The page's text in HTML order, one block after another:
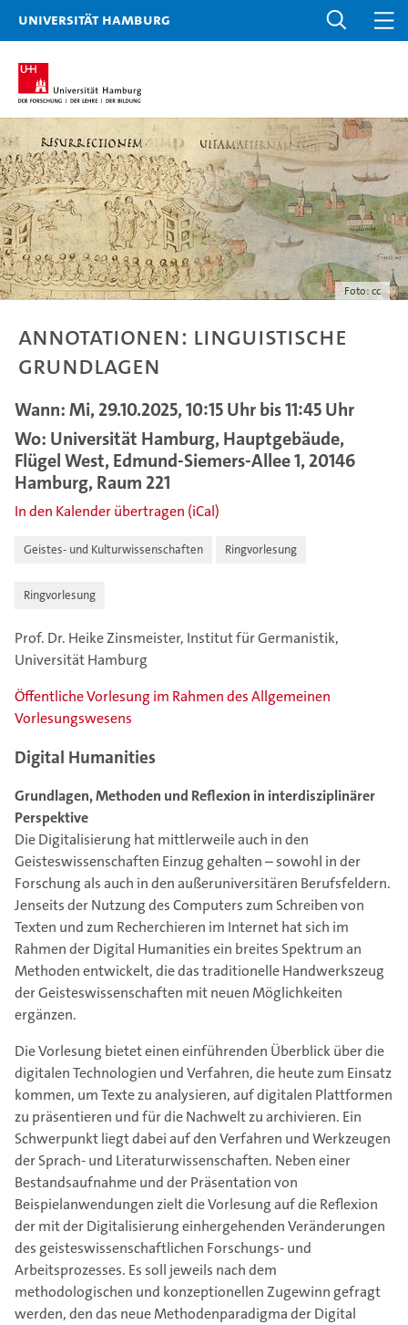
Universität Hamburg
Foto: cc
Annotationen: Linguistische
Grundlagen
Wann: Mi, 29.10.2025, 10:15 Uhr bis 11:45 Uhr
Wo: Universität Hamburg, Hauptgebäude,
Flügel West, Edmund-Siemers-Allee 1, 20146
Hamburg, Raum 221
In den Kalender übertragen (iCal)
Geistes- und Kulturwissenschaften Ringvorlesung
Ringvorlesung
Prof. Dr. Heike Zinsmeister, Institut für Germanistik,
Universität Hamburg
Öffentliche Vorlesung im Rahmen des Allgemeinen
Vorlesungswesens
Digital Humanities
Grundlagen, Methoden und Reflexion in interdisziplinärer
Perspektive
Die Digitalisierung hat mittlerweile auch in den
Geisteswissenschaften Einzug gehalten – sowohl in der
Forschung als auch in den außeruniversitären Berufsfeldern.
Jenseits der Nutzung des Computers zum Schreiben von
Texten und zum Recherchieren im Internet hat sich im
Rahmen der Digital Humanities ein breites Spektrum an
Methoden entwickelt, die das traditionelle Handwerkszeug
der Geisteswissenschaften mit neuen Möglichkeiten
ergänzen.
Die Vorlesung bietet einen einführenden Überblick über die
digitalen Technologien und Verfahren, die heute zum Einsatz
kommen, um Texte zu analysieren, auf digitalen Plattformen
zu präsentieren und für die Nachwelt zu archivieren. Ein
Schwerpunkt liegt dabei auf den Verfahren und Werkzeugen
der Sprach- und Literaturwissenschaften. Neben einer
Bestandsaufnahme und der Präsentation von
Beispielanwendungen zielt die Vorlesung auf die Reflexion
der mit der Digitalisierung einhergehenden Veränderungen
des geisteswissenschaftlichen Forschungs- und
Arbeitsprozesses. Es soll jeweils nach dem
methodologischen und konzeptionellen Zugewinn gefragt
werden, den das neue Methodenparadigma der Digital